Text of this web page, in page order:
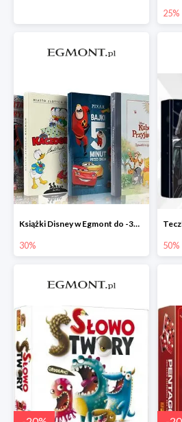
25%
Książki Disney w Egmont do -30%
30% 50%